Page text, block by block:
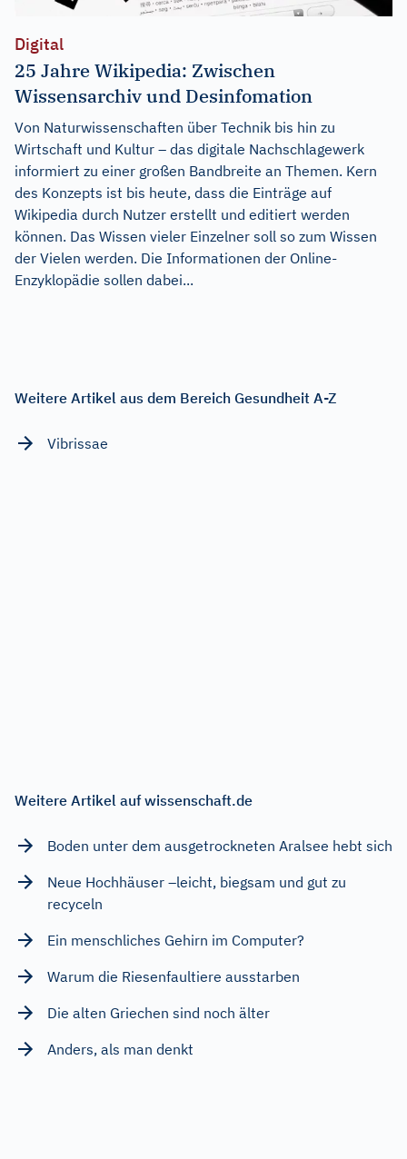
Digital
25 Jahre Wikipedia: Zwischen
Wissensarchiv und Desinfomation
Von Naturwissenschaften über Technik bis hin zu
Wirtschaft und Kultur – das digitale Nachschlagewerk
informiert zu einer großen Bandbreite an Themen. Kern
des Konzepts ist bis heute, dass die Einträge auf
Wikipedia durch Nutzer erstellt und editiert werden
können. Das Wissen vieler Einzelner soll so zum Wissen
der Vielen werden. Die Informationen der Online-
Enzyklopädie sollen dabei...
Weitere Artikel aus dem Bereich Gesundheit A-Z
Vibrissae
Weitere Artikel auf wissenschaft.de
Boden unter dem ausgetrockneten Aralsee hebt sich
Neue Hochhäuser –leicht, biegsam und gut zu
recyceln
Ein menschliches Gehirn im Computer?
Warum die Riesenfaultiere ausstarben
Die alten Griechen sind noch älter
Anders, als man denkt